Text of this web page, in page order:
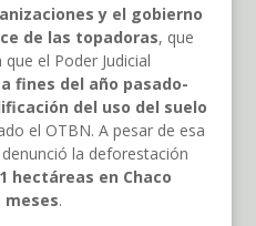
y el gobierno
de las topadoras, que
el Poder Judicial
fines del año pasado-
del uso del suelo
el OTBN. A pesar de esa
la deforestación
hectáreas en Chaco
.